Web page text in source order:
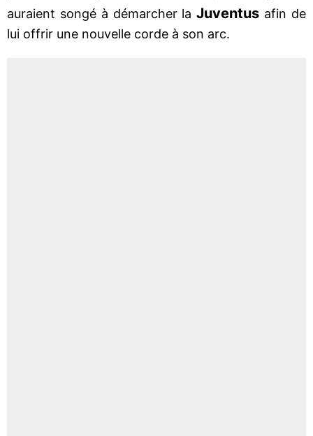
auraient songé à démarcher laJuventus afin de
lui offrir une nouvelle corde à son arc.